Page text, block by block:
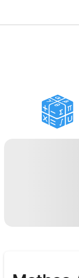
PDF 作業助手
學習工具